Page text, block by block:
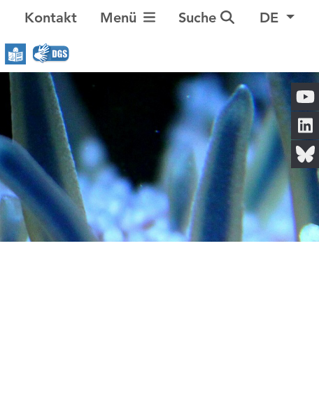
Kontakt Navigation umschalten
Menü Suche DE